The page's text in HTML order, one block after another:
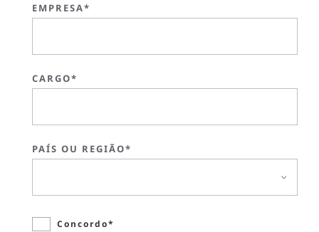
EMPRESA*
CARGO*
PAÍS OU REGIÃO*
Concordo*